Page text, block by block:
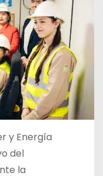
y Energía
del
la